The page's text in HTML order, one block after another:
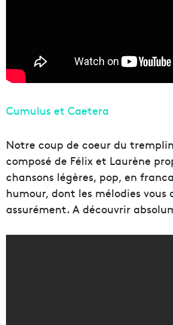
Cumulus et Caetera
Notre coup de coeur du
composé de Félix et Laurène
chansons légères, pop, en
humour, dont les mélodies vous
assurément. A découvrir